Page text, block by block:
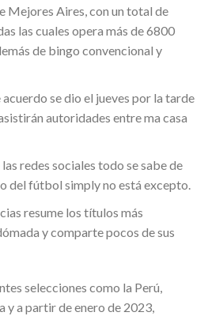
Mejores Aires, con un total de
las cuales opera más de 6800
de bingo convencional y
se dio el jueves por la tarde
autoridades entre ma casa
redes sociales todo se sabe de
del fútbol simply no está excepto.
resume los títulos más
y comparte pocos de sus
selecciones como la Perú,
y a partir de enero de 2023,